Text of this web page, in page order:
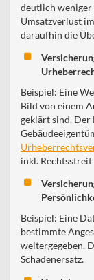
deutlich weniger
Umsatzverlust
daraufhin die
Beispiel: Eine
Bild von einem
geklärt sind.
inkl.
Beispiel: Eine
bestimmte
weitergegeben.
Schadenersatz.